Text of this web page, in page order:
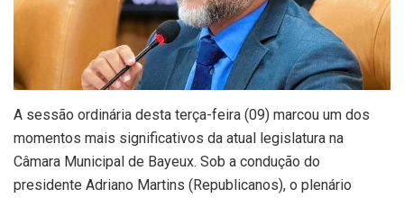
A sessão ordinária desta terça-feira (09) marcou um dos
momentos mais significativos da atual legislatura na
Câmara Municipal de Bayeux. Sob a condução do
presidente Adriano Martins (Republicanos), o plenário